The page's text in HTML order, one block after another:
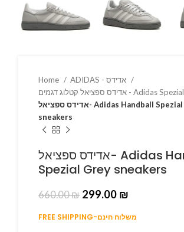
Home
אדידס ספציאל קטלוג דגמים - Adidas Spezial
אדידס ספציאל- Adidas Handball Spezial Grey
sneakers
אדידס ספציאל- Adidas Handball
Spezial Grey sneakers
660.00₪ 299.00 ₪
FREE SHIPPING-משלוח חינם